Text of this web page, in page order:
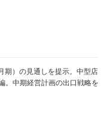
期）の見通しを提示。中型店
中期経営計画の出口戦略を意